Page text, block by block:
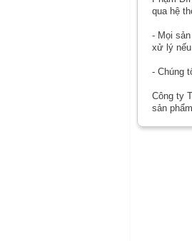
qua hệ
- Mọi
xử lý
- Chúng
Công ty
sản